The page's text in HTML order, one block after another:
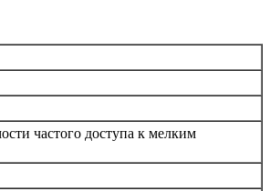
частого доступа к мелким